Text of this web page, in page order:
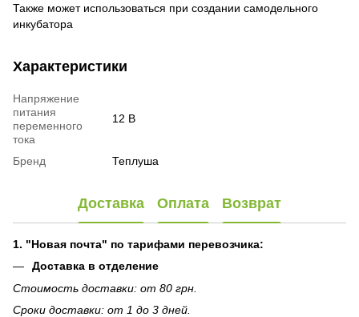
Также может использоваться при создании самодельного
инкубатора
Характеристики
Напряжение
питания
переменного
тока
12 В
Бренд Теплуша
Доставка Оплата Возврат
1. "Новая почта" по тарифами перевозчика:
Доставка в отделение
Стоимость доставки: от 80 грн.
Сроки доставки: от 1 до 3 дней.